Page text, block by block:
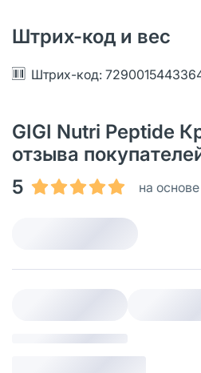
Штрих-код и вес
Штрих-код:
GIGI Nutri Peptide
отзыва
5
на